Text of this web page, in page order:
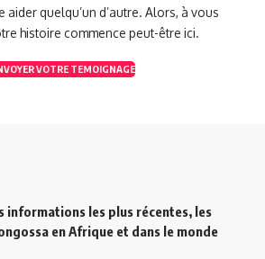
aider quelqu’un d’autre. Alors, à vous
histoire commence peut-être ici.
VOTRE TEMOIGNAGE
informations les plus récentes, les
en Afrique et dans le monde